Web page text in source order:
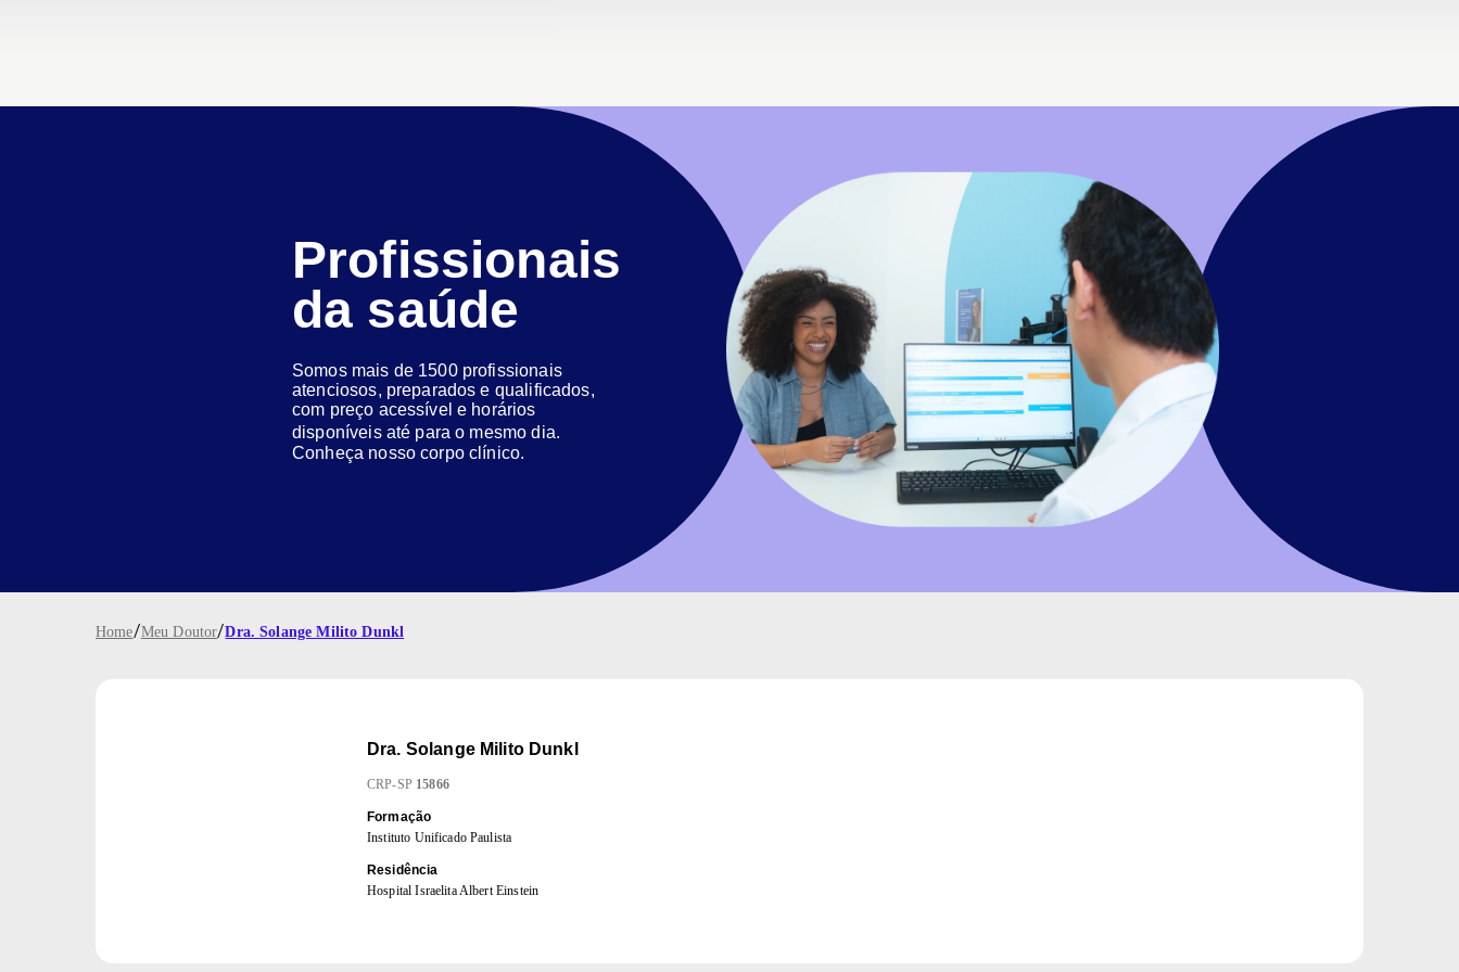
Profissionais
da saúde
Somos mais de 1500 profissionais
atenciosos, preparados e qualificados,
com preço acessível e horários
disponíveis até para o mesmo dia.
Conheça nosso corpo clínico.
Home/Meu Doutor/Dra. Solange Milito Dunkl
Dra. Solange Milito Dunkl
CRP-SP 15866
Formação
Instituto Unificado Paulista
Residência
Hospital Israelita Albert Einstein